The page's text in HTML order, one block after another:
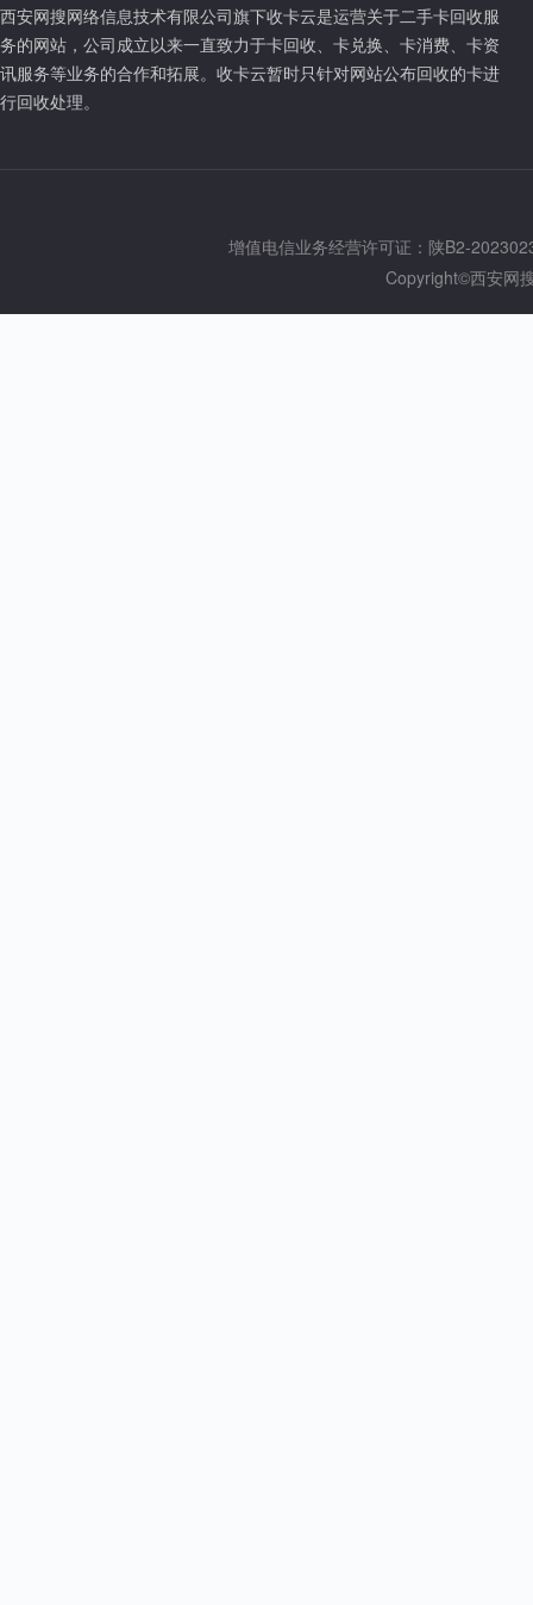
西安网搜网络信息技术有限公司旗下收卡云是运营关于二手卡回收服
务的网站，公司成立以来一直致力于卡回收、卡兑换、卡消费、卡资
讯服务等业务的合作和拓展。收卡云暂时只针对网站公布回收的卡进
行回收处理。
增值电信业务经营许可证：陕B2-
Copyright©西安网